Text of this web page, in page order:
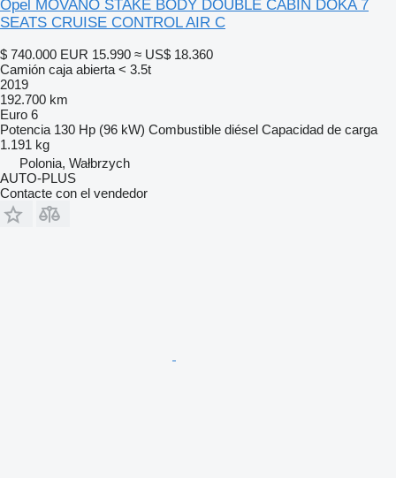
Opel MOVANO STAKE BODY DOUBLE CABIN DOKA 7
SEATS CRUISE CONTROL AIR C
$ 740.000 EUR 15.990 ≈ US$ 18.360
Camión caja abierta < 3.5t
2019
192.700 km
Euro 6
Potencia 130 Hp (96 kW) Combustible diésel Capacidad de carga
1.191 kg
Polonia, Wałbrzych
AUTO-PLUS
Contacte con el vendedor